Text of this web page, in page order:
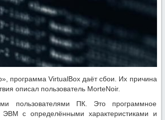
программа VirtualBox даёт сбои. Их причина
описал пользователь MorteNoir.
пользователями ПК. Это программное
с определёнными характеристиками и